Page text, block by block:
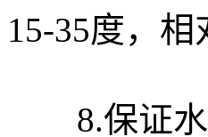
15-35度，
8.保证水